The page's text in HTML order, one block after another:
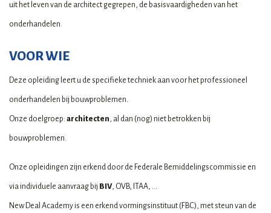
uit het leven van de architect gegrepen, de basisvaardigheden van het
onderhandelen.
VOOR WIE
Deze opleiding leert u de specifieke techniek aan voor het professioneel
onderhandelen bij bouwproblemen.
Onze doelgroep: architecten, al dan (nog) niet betrokken bij
bouwproblemen.
Onze opleidingen zijn erkend door de Federale Bemiddelingscommissie en
via individuele aanvraag bij BIV, OVB, ITAA, ...
New Deal Academy is een erkend vormingsinstituut (FBC), met steun van de